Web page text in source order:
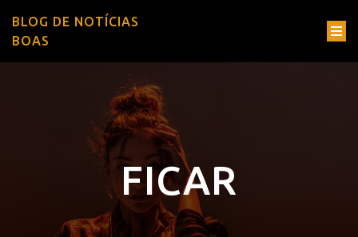
BLOG DE NOTÍCIAS
BOAS
FICAR